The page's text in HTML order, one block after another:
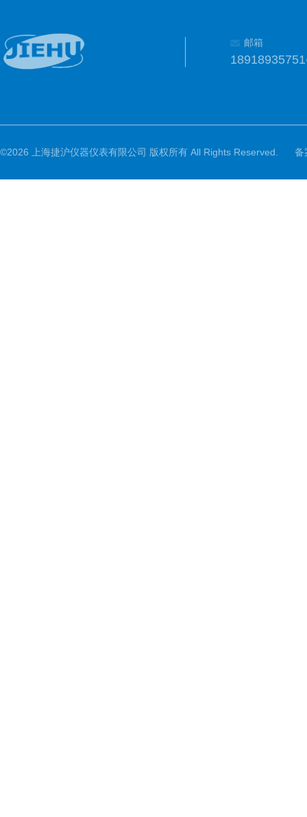
邮箱
©2026 上海捷沪仪器仪表有限公司 版权所有 All Rights Reserved. 备